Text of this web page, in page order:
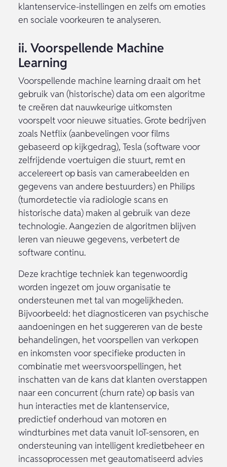
klantenservice-instellingen en zelfs om emoties
en sociale voorkeuren te analyseren.
ii. Voorspellende Machine
Learning
Voorspellende machine learning draait om het
gebruik van (historische) data om een algoritme
te creëren dat nauwkeurige uitkomsten
voorspelt voor nieuwe situaties. Grote bedrijven
zoals Netflix (aanbevelingen voor films
gebaseerd op kijkgedrag), Tesla (software voor
zelfrijdende voertuigen die stuurt, remt en
accelereert op basis van camerabeelden en
gegevens van andere bestuurders) en Philips
(tumordetectie via radiologie scans en
historische data) maken al gebruik van deze
technologie. Aangezien de algoritmen blijven
leren van nieuwe gegevens, verbetert de
software continu.
Deze krachtige techniek kan tegenwoordig
worden ingezet om jouw organisatie te
ondersteunen met tal van mogelijkheden.
Bijvoorbeeld: het diagnosticeren van psychische
aandoeningen en het suggereren van de beste
behandelingen, het voorspellen van verkopen
en inkomsten voor specifieke producten in
combinatie met weersvoorspellingen, het
inschatten van de kans dat klanten overstappen
naar een concurrent (churn rate) op basis van
hun interacties met de klantenservice,
predictief onderhoud van motoren en
windturbines met data vanuit IoT-sensoren, en
ondersteuning van intelligent kredietbeheer en
incassoprocessen met geautomatiseerd advies